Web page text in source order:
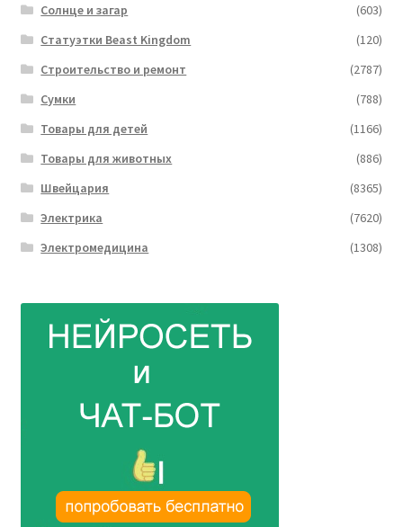
Солнце и загар
(603)
Статуэтки Beast Kingdom
(120)
Строительство и ремонт
(2787)
Сумки
(788)
Товары для детей
(1166)
Товары для животных
(886)
Швейцария
(8365)
Электрика
(7620)
Электромедицина
(1308)